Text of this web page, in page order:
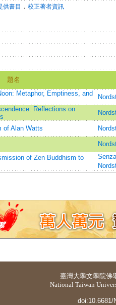
供書目 ． 校正著者資訊
題名
Metaphor, Emptiness, and
Reflections on
of Alan Watts
of Zen Buddhism to
臺灣大學文學院佛
National Taiwan
doi:10.6681/